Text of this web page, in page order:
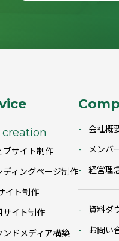
ブサイト制作
ディングページ制作
イト制作
サイト制作
ンドメディア構築
会社概
メンバ
経営理
資料ダ
お問い